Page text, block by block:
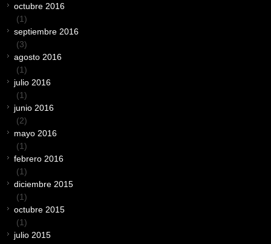
octubre 2016
(1)
septiembre 2016
(3)
agosto 2016
(1)
julio 2016
(1)
junio 2016
(2)
mayo 2016
(1)
febrero 2016
(1)
diciembre 2015
(1)
octubre 2015
(1)
julio 2015